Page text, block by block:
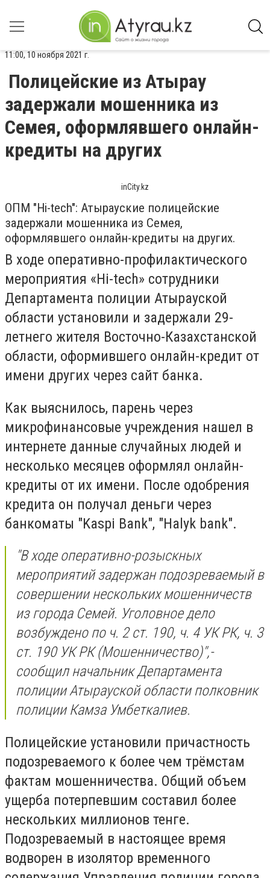
11:00, 10 ноября 2021 г.
Полицейские из Атырау
задержали мошенника из
Семея, оформлявшего онлайн-
кредиты на других
inCity.kz
ОПМ "Hi-tech": Атырауские полицейские
задержали мошенника из Семея,
оформлявшего онлайн-кредиты на других.
В ходе оперативно-профилактического
мероприятия «Hi-tech» сотрудники
Департамента полиции Атырауской
области установили и задержали 29-
летнего жителя Восточно-Казахстанской
области, оформившего онлайн-кредит от
имени других через сайт банка.
Как выяснилось, парень через
микрофинансовые учреждения нашел в
интернете данные случайных людей и
несколько месяцев оформлял онлайн-
кредиты от их имени. После одобрения
кредита он получал деньги через
банкоматы "Kaspi Bank", "Halyk bank".
"В ходе оперативно-розыскных
мероприятий задержан подозреваемый в
совершении нескольких мошенничеств
из города Семей. Уголовное дело
возбуждено по ч. 2 ст. 190, ч. 4 УК РК, ч. 3
ст. 190 УК РК (Мошенничество)",-
сообщил начальник Департамента
полиции Атырауской области полковник
полиции Камза Умбеткалиев.
Полицейские установили причастность
подозреваемого к более чем трёмстам
фактам мошенничества. Общий объем
ущерба потерпевшим составил более
нескольких миллионов тенге.
Подозреваемый в настоящее время
водворен в изолятор временного